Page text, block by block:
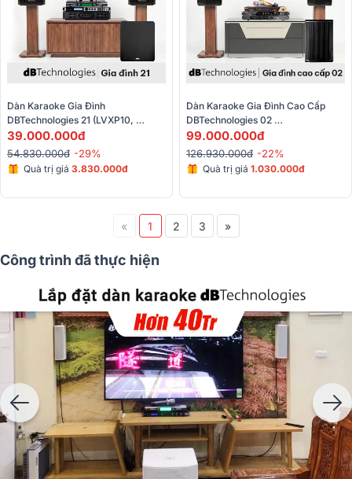
Dàn Karaoke Gia Đình
DBTechnologies 21 (LVXP10,
Audiocenter CT1200, X6 Luxury,
BS-790S, SW612MKII)
39.000.000đ
54.830.000đ -29%
Quà trị giá 3.830.000đ
Dàn Karaoke Gia Đình Cao Cấp
DBTechnologies 02
(dBTechnologies Opera Reevo 210,
Sub 612, BPR-8600, BJ-U600,
BKSound M8)
99.000.000đ
126.930.000đ -22%
Quà trị giá 1.030.000đ
« 1 2 3 »
Công trình đã thực hiện